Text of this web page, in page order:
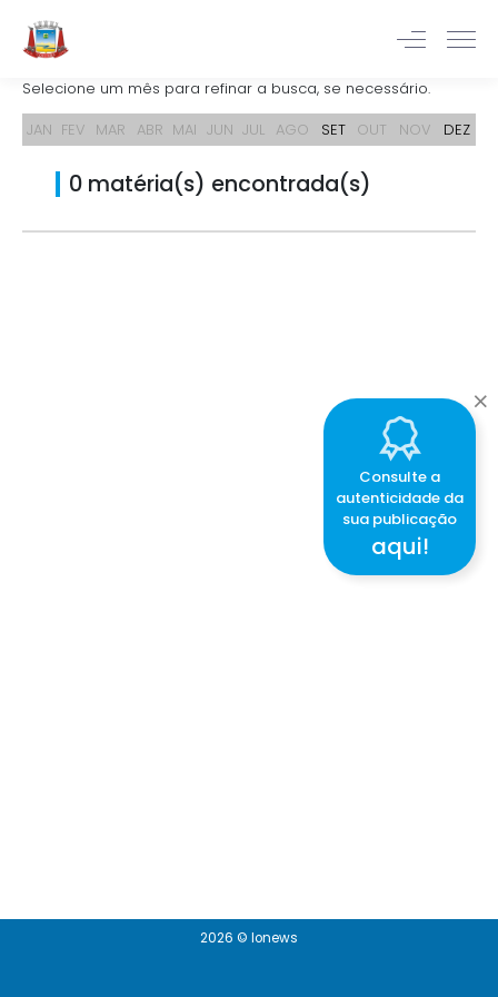
Selecione um mês para refinar a busca, se necessário.
JAN FEV MAR ABR MAI JUN JUL AGO SET OUT NOV DEZ
0 matéria(s) encontrada(s)
2026 © Ionews
Consulte a
autenticidade da
sua publicação
aqui!